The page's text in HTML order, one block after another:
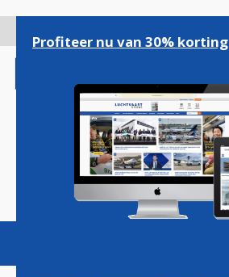
gaan
Magazine Podcasts
Profiteer nu van 30% korting